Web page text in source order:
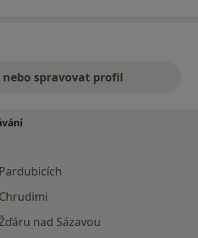
spravovat profil
nad Sázavou